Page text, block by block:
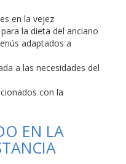
en la vejez
la dieta del anciano
adaptados a
a las necesidades del
con la
EN LA